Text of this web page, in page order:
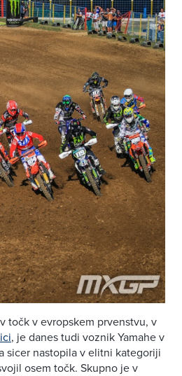
točk v evropskem prvenstvu, v
, je danes tudi voznik Yamahe v
sicer nastopila v elitni kategoriji
osem točk. Skupno je v